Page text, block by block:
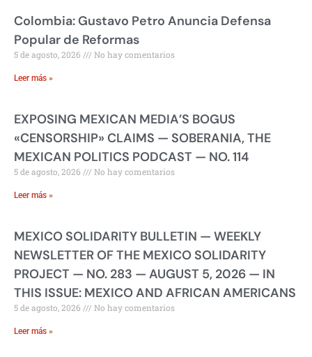
Colombia: Gustavo Petro Anuncia Defensa
Popular de Reformas
5 de agosto, 2026 No hay comentarios
Leer más »
EXPOSING MEXICAN MEDIA’S BOGUS
«CENSORSHIP» CLAIMS — SOBERANIA, THE
MEXICAN POLITICS PODCAST — NO. 114
5 de agosto, 2026 No hay comentarios
Leer más »
MEXICO SOLIDARITY BULLETIN — WEEKLY
NEWSLETTER OF THE MEXICO SOLIDARITY
PROJECT — NO. 283 — AUGUST 5, 2026 — IN
THIS ISSUE: MEXICO AND AFRICAN AMERICANS
5 de agosto, 2026 No hay comentarios
Leer más »